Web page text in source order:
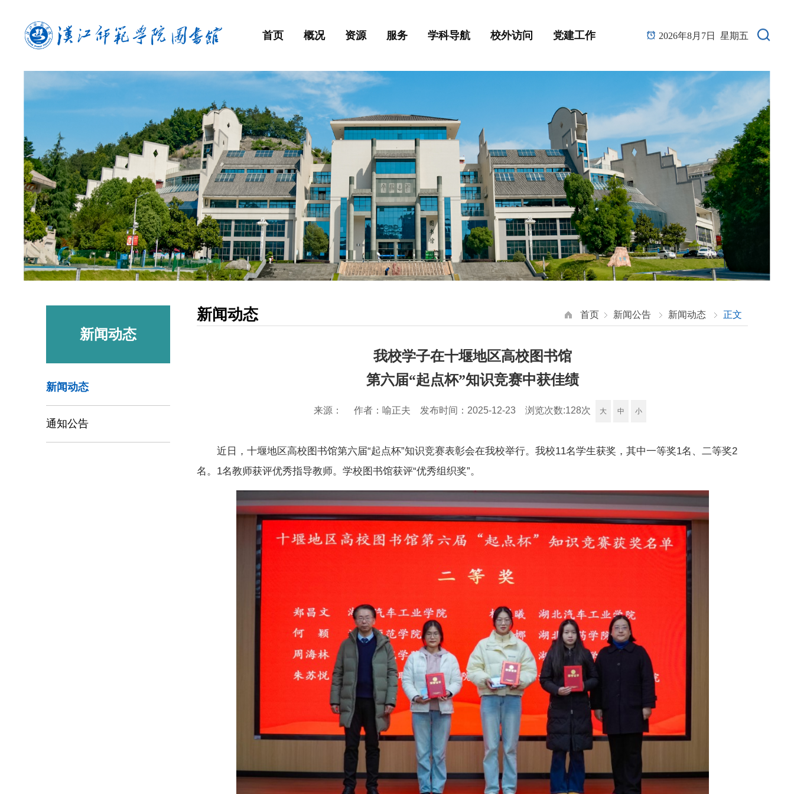
首页 概况 资源 服务 学科导航 校外访问 党建工作 2026年8月7日 星期五
新闻动态
新闻动态
通知公告
新闻动态 首页 新闻公告 新闻动态 正文
我校学子在十堰地区高校图书馆
第六届“起点杯”知识竞赛中获佳绩
来源： 作者：喻正夫 发布时间：2025-12-23 浏览次数:128次 大 中 小
近日，十堰地区高校图书馆第六届“起点杯”知识竞赛表彰会在我校举行。我校11名学生获奖，其中一等奖1名、二等奖2
名。1名教师获评优秀指导教师。学校图书馆获评“优秀组织奖”。